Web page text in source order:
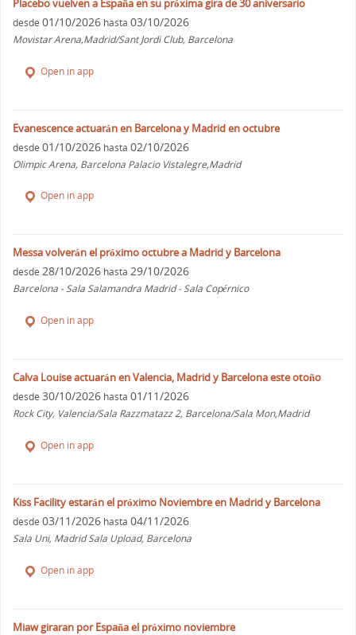
Placebo vuelven a España en su próxima gira de 30 aniversario
desde 01/10/2026 hasta 03/10/2026
Movistar Arena,Madrid/Sant Jordi Club, Barcelona
Open in app
Evanescence actuarán en Barcelona y Madrid en octubre
desde 01/10/2026 hasta 02/10/2026
Olimpic Arena, Barcelona Palacio Vistalegre,Madrid
Open in app
Messa volverán el próximo octubre a Madrid y Barcelona
desde 28/10/2026 hasta 29/10/2026
Barcelona - Sala Salamandra Madrid - Sala Copérnico
Open in app
Calva Louise actuarán en Valencia, Madrid y Barcelona este otoño
desde 30/10/2026 hasta 01/11/2026
Rock City, Valencia/Sala Razzmatazz 2, Barcelona/Sala Mon,Madrid
Open in app
Kiss Facility estarán el próximo Noviembre en Madrid y Barcelona
desde 03/11/2026 hasta 04/11/2026
Sala Uni, Madrid Sala Upload, Barcelona
Open in app
Miaw giraran por España el próximo noviembre